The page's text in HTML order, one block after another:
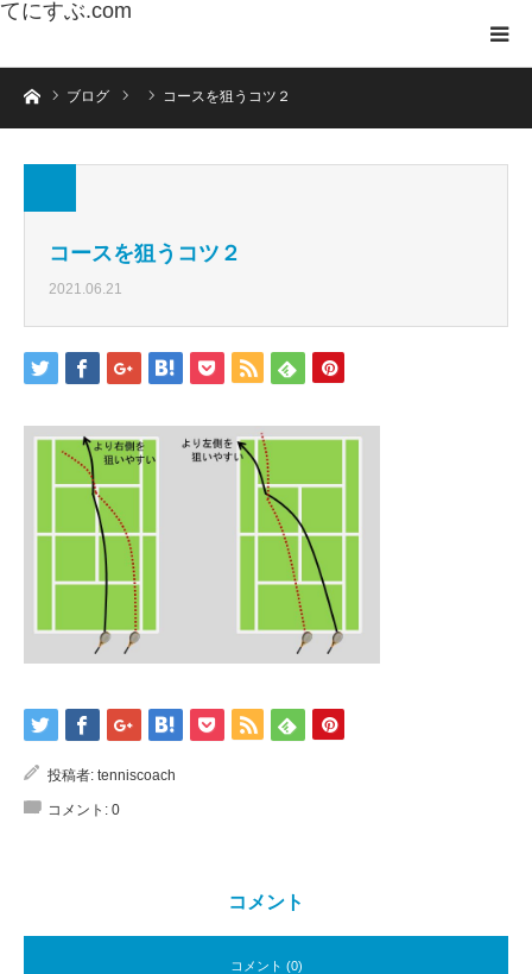
てにすぶ.com
ホームブログ コースを狙うコツ２
コースを狙うコツ２
2021.06.21
投稿者: tenniscoach
コメント: 0
コメント
コメント (0)